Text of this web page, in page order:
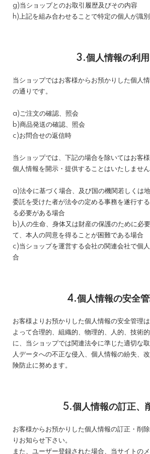
g)当ショップとのお取引履歴及びその内容
h)上記を組み合わせることで特定の個人が識
3.個人情報の利用
当ショップではお客様からお預かりした個人
の通りです。
a)ご注文の確認、照会
b)商品発送の確認、照会
c)お問合せの返信時
当ショップでは、下記の場合を除いてはお客
個人情報を開示・提供することはいたしません
a)法令に基づく場合、及び国の機関若しくは
委託を受けた者が法令の定める事務を遂行す
る必要がある場合
b)人の生命、身体又は財産の保護のために必
て、本人の同意を得ることが困難である場合
c)当ショップを運営する会社の関連会社で個
合
4.個人情報の安全
お客様よりお預かりした個人情報の安全管理
よって合理的、組織的、物理的、人的、技術
に、当ショップでは関連法令に準じた適切な
人データへの不正な侵入、個人情報の紛失、
険防止に努めます。
5.個人情報の訂正、
お客様からお預かりした個人情報の訂正・削
りお知らせ下さい。
また、ユーザー登録された場合、当サイトの